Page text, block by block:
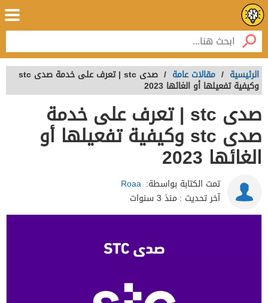
الرئيسية / مقالات عامة / صدى stc | تعرف على خدمة صدى stc
وكيفية تفعيلها أو الغائها 2023
صدى stc | تعرف على خدمة
صدى stc وكيفية تفعيلها أو
الغائها 2023
تمت الكتابة بواسطة: Roaa
آخر تحديث : منذ 3 سنوات